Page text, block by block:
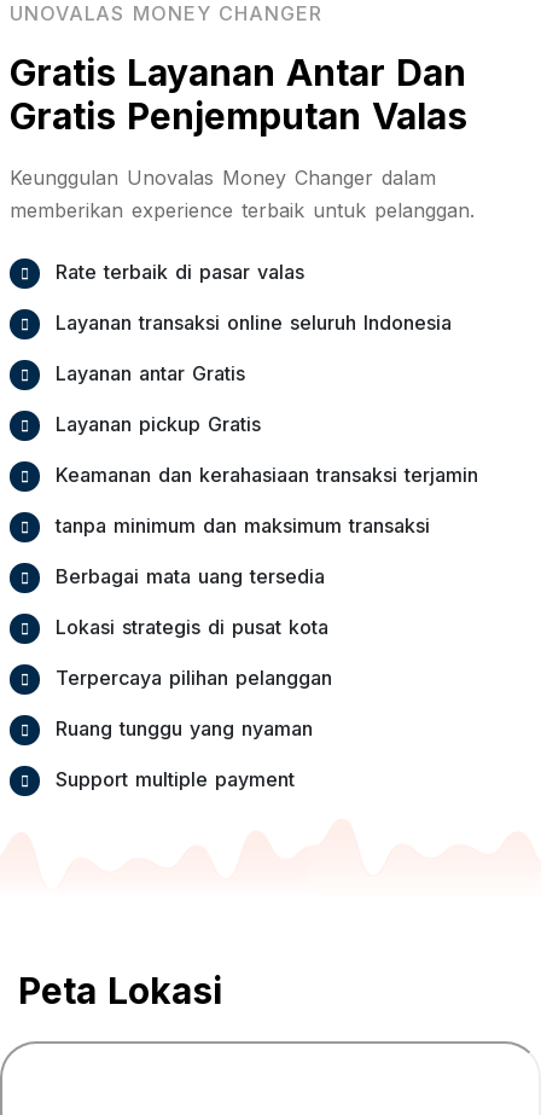
UNOVALAS MONEY CHANGER
Gratis Layanan Antar Dan
Gratis Penjemputan Valas
Keunggulan Unovalas Money Changer dalam
memberikan experience terbaik untuk pelanggan.
Rate terbaik di pasar valas
Layanan transaksi online seluruh Indonesia
Layanan antar Gratis
Layanan pickup Gratis
Keamanan dan kerahasiaan transaksi terjamin
tanpa minimum dan maksimum transaksi
Berbagai mata uang tersedia
Lokasi strategis di pusat kota
Terpercaya pilihan pelanggan
Ruang tunggu yang nyaman
Support multiple payment
Peta Lokasi